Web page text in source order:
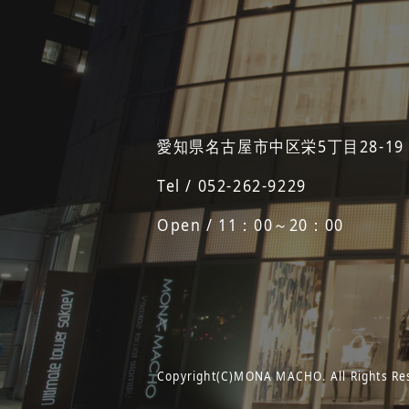
愛知県名古屋市中区栄5丁目28-
Tel / 052-262-9229
Open / 11：00～20：00
Copyright(C)MONA MACHO. All Rights